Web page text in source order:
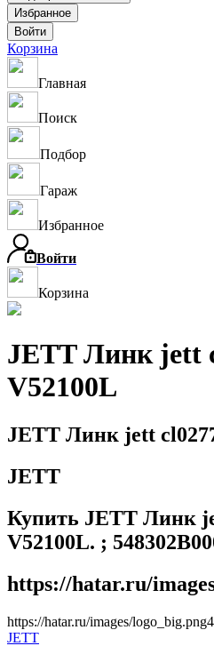
Корзина
Главная
Поиск
Подбор
Гараж
Избранное
Войти
Корзина
JETT Линк jett
V52100L
JETT Линк jett
JETT
Купить JETT Линк
V52100L. ;
https://hatar.ru/
https://hatar.ru/images/logo_big.png4
JETT